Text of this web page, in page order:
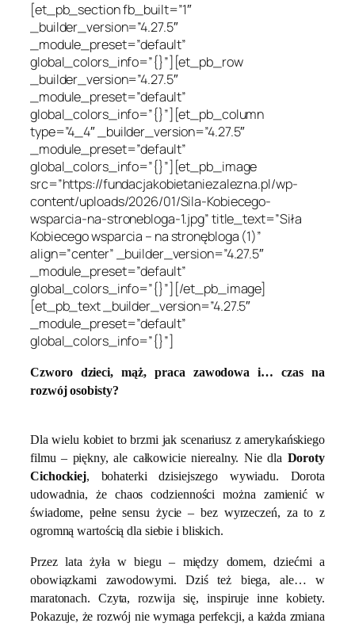
[et_pb_section fb_built=”1″
_builder_version=”4.27.5″
_module_preset=”default”
global_colors_info=”{}”][et_pb_row
_builder_version=”4.27.5″
_module_preset=”default”
global_colors_info=”{}”][et_pb_column
type=”4_4″ _builder_version=”4.27.5″
_module_preset=”default”
global_colors_info=”{}”][et_pb_image
src=”https://fundacjakobietaniezalezna.pl/wp-
content/uploads/2026/01/Sila-Kobiecego-
wsparcia-na-stronebloga-1.jpg” title_text=”Siła
Kobiecego wsparcia – na stronębloga (1)”
align=”center” _builder_version=”4.27.5″
_module_preset=”default”
global_colors_info=”{}”][/et_pb_image]
[et_pb_text _builder_version=”4.27.5″
_module_preset=”default”
global_colors_info=”{}”]
Czworo dzieci, mąż, praca zawodowa i… czas na
rozwój osobisty?
Dla wielu kobiet to brzmi jak scenariusz z amerykańskiego
filmu – piękny, ale całkowicie nierealny. Nie dla Doroty
Cichockiej, bohaterki dzisiejszego wywiadu. Dorota
udowadnia, że chaos codzienności można zamienić w
świadome, pełne sensu życie – bez wyrzeczeń, za to z
ogromną wartością dla siebie i bliskich.
Przez lata żyła w biegu – między domem, dziećmi a
obowiązkami zawodowymi. Dziś też biega, ale… w
maratonach. Czyta, rozwija się, inspiruje inne kobiety.
Pokazuje, że rozwój nie wymaga perfekcji, a każda zmiana